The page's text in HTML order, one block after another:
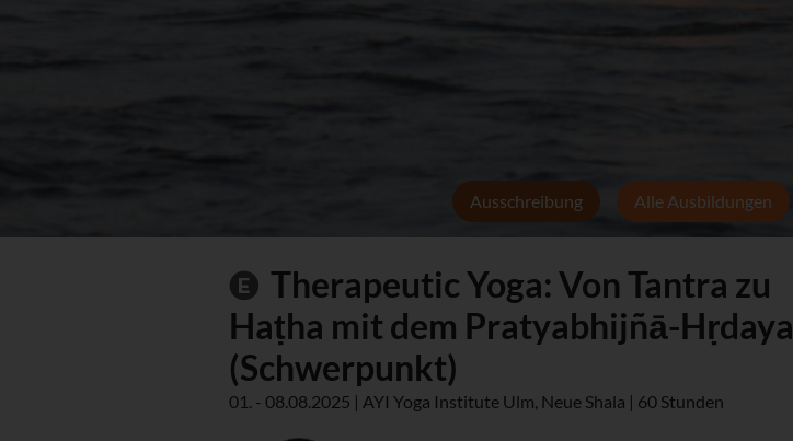
Ausschreibung Alle Ausbildungen
Therapeutic Yoga: Von Tantra zu
Haṭha mit dem Pratyabhijñā-Hṛdaya
(Schwerpunkt)
01. - 08.08.2025 | AYI Yoga Institute Ulm, Neue Shala | 60 Stunden